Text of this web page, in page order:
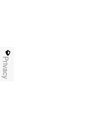
Privacy